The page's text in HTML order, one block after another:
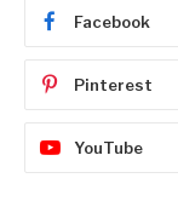
Facebook
Pinterest
YouTube